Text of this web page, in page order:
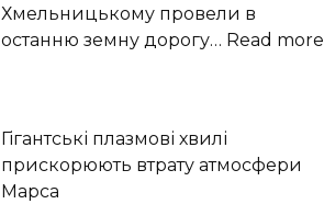
Хмельницькому провели в
останню земну дорогу… Read more
Гігантські плазмові хвилі
прискорюють втрату атмосфери
Марса